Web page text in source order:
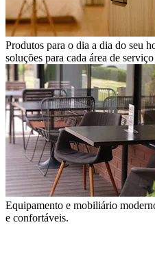
Produtos para o dia a dia do seu
soluções para cada área de
Equipamento e mobiliário
e confortáveis.